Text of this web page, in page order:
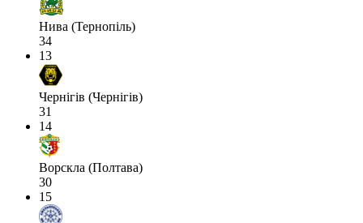
Нива (Тернопіль)
34
13
Чернігів (Чернігів)
31
14
Ворскла (Полтава)
30
15